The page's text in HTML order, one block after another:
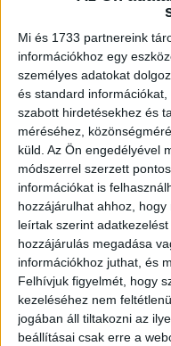
Mi és 1733 partnereink
információkhoz egy
személyes adatokat
és standard
szabott hirdetésekhez és
méréséhez,
küld. Az Ön engedélyével
módszerrel szerzett
információkat is
hozzájárulhat ahhoz,
leírtak szerint
hozzájárulás megadása
információkhoz juthat, és
Felhívjuk figyelmét, hogy
kezeléséhez nem
jogában áll tiltakozni az
beállításai csak erre a
(Jadwiga Jankowska-
találkozik Líviával
egymásba habarodnak.
megélni, helyzetüket
férje a belső
rendszerkritika egészíti
alakításáért a legjobb
Cannes-ban, Makk
ítélték oda a legjobb
A Mátyás király
felséged 3-tól 5-ig? az
színészeit vonultatja
Darvas Ivánnal. A
elhagyja a palotát, hogy
unalmas fogadása